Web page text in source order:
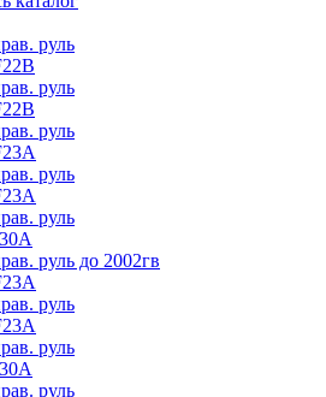
руль
руль
руль
руль
руль
руль до 2002гв
руль
руль
руль